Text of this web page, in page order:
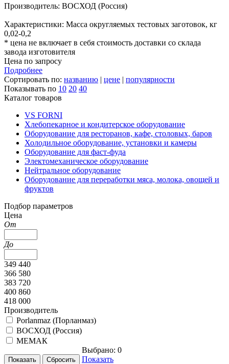
Производитель: ВОСХОД (Россия)
Характеристики: Масса округляемых тестовых заготовок, кг
0,02-0,2
* цена не включает в себя стоимость доставки со склада
завода изготовителя
Цена по запросу
Подробнее
Сортировать по: названию | цене | популярности
Показывать по 10 20 40
Каталог товаров
VS FORNI
Хлебопекарное и кондитерское оборудование
Оборудование для ресторанов, кафе, столовых, баров
Холодильное оборудование, установки и камеры
Оборудование для фаст-фуда
Электомеханическое оборудование
Нейтральное оборудование
Оборудование для переработки мяса, молока, овощей и
фруктов
Подбор параметров
Цена
От
До
349 440
366 580
383 720
400 860
418 000
Производитель
Porlanmaz (Порланмаз)
ВОСХОД (Россия)
МЕМАК
Выбрано: 0
Показать